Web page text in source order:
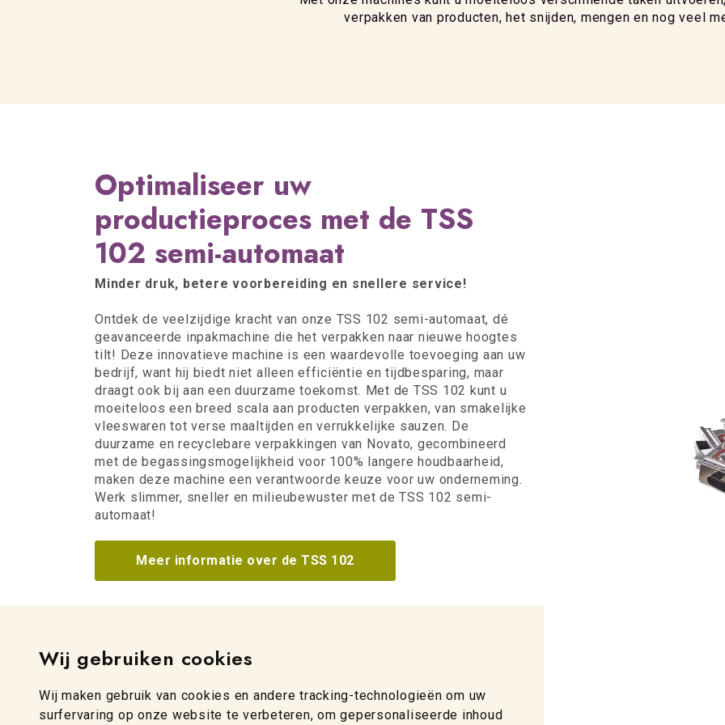
Wij gebruiken cookies
Wij maken gebruik van cookies en andere tracking-technologieën om uw
surfervaring op onze website te verbeteren, om gepersonaliseerde inhoud
verpakken van producten, het snijden, mengen en nog veel
Optimaliseer uw
productieproces met de TSS
102 semi-automaat
Minder druk, betere voorbereiding en snellere service!
Ontdek de veelzijdige kracht van onze TSS 102 semi-automaat, dé
geavanceerde inpakmachine die het verpakken naar nieuwe hoogtes
tilt! Deze innovatieve machine is een waardevolle toevoeging aan uw
bedrijf, want hij biedt niet alleen efficiëntie en tijdbesparing, maar
draagt ook bij aan een duurzame toekomst. Met de TSS 102 kunt u
moeiteloos een breed scala aan producten verpakken, van smakelijke
vleeswaren tot verse maaltijden en verrukkelijke sauzen. De
duurzame en recyclebare verpakkingen van Novato, gecombineerd
met de begassingsmogelijkheid voor 100% langere houdbaarheid,
maken deze machine een verantwoorde keuze voor uw onderneming.
Werk slimmer, sneller en milieubewuster met de TSS 102 semi-
automaat!
Meer informatie over de TSS 102